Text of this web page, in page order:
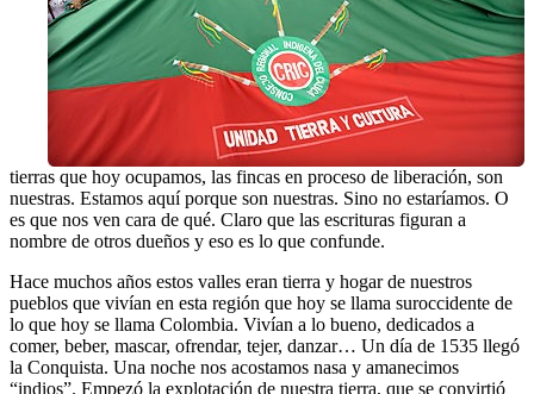
tierras que hoy ocupamos, las fincas en proceso de liberación, son
nuestras. Estamos aquí porque son nuestras. Sino no estaríamos. O
es que nos ven cara de qué. Claro que las escrituras figuran a
nombre de otros dueños y eso es lo que confunde.
Hace muchos años estos valles eran tierra y hogar de nuestros
pueblos que vivían en esta región que hoy se llama suroccidente de
lo que hoy se llama Colombia. Vivían a lo bueno, dedicados a
comer, beber, mascar, ofrendar, tejer, danzar… Un día de 1535 llegó
la Conquista. Una noche nos acostamos nasa y amanecimos
“indios”. Empezó la explotación de nuestra tierra, que se convirtió